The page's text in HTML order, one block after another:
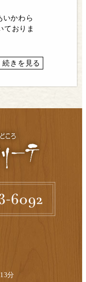
いかわら
おりま
続きを見る
分